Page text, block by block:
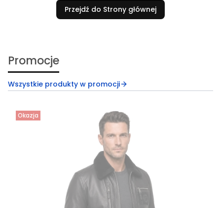
Przejdź do Strony głównej
Promocje
Wszystkie produkty w promocji
Okazja